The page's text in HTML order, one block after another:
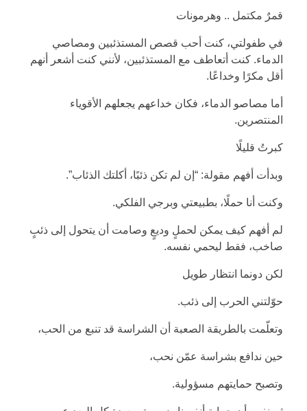
قمرٌ مكتمل .. وهرمونات
في طفولتي، كنت أحب قصص المستذئبين ومصاصي
الدماء. كنت أتعاطف مع المستذئبين، لأنني كنت أشعر أنهم
أقل مكرًا وخداعًا.
أما مصاصو الدماء، فكان خداعهم يجعلهم الأقوياء
المنتصرين.
كبرتُ قليلًا
وبدأت أفهم مقولة: “إن لم تكن ذئبًا، أكلتك الذئاب”.
وكنت أنا حملًا، بطبيعتي وبرجي الفلكي.
لم أفهم كيف يمكن لحملٍ وديعٍ وصامت أن يتحول إلى ذئبٍ
صاخب، فقط ليحمي نفسه.
لكن دونما انتظار طويل
حوّلتني الحرب إلى ذئب.
وتعلّمت بالطريقة الصعبة أن الشراسة قد تنبع من الحب،
حين ندافع بشراسة عمّن نحب،
وتصبح حمايتهم مسؤولية.